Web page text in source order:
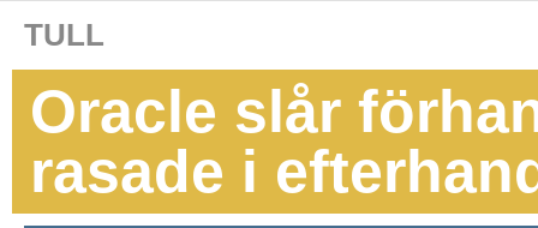
TULL
Oracle slår
rasade i